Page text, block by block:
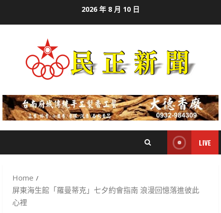
2026 年 8 月 10 日
LIVE
Home
屏東海生館「羅曼蒂克」七夕約會指南 浪漫回憶落進彼此
心裡